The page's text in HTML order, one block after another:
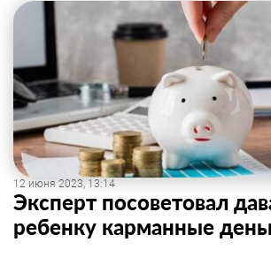
12 июня 2023, 13:14
Эксперт посоветовал
ребенку карманные